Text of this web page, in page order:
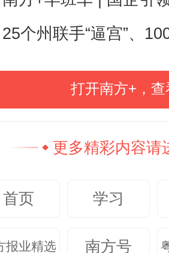
参加了座谈。本场
师队伍发展的意见建
委书记黄圣诚认真
希望和明确要求：一
者；三要思维要新，
打开南方+，
更多精彩内容请
首页 学习
报业精选 南方号